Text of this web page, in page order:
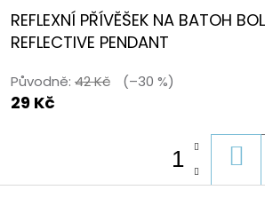
REFLEXNÍ PŘÍVĚŠEK NA BATOH
REFLECTIVE PENDANT
Původně: 42 Kč (–30 %)
29 Kč